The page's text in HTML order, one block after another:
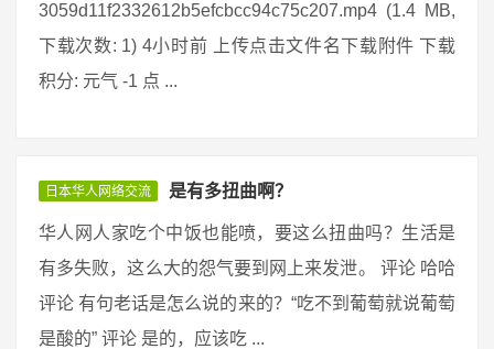
3059d11f2332612b5efcbcc94c75c207.mp4 (1.4 MB,
下载次数: 1) 4小时前 上传点击文件名下载附件 下载
积分: 元气 -1 点 ...
日本华人网络交流 是有多扭曲啊？
华人网人家吃个中饭也能喷，要这么扭曲吗？生活是
有多失败，这么大的怨气要到网上来发泄。 评论 哈哈
评论 有句老话是怎么说的来的？“吃不到葡萄就说葡萄
是酸的” 评论 是的，应该吃 ...